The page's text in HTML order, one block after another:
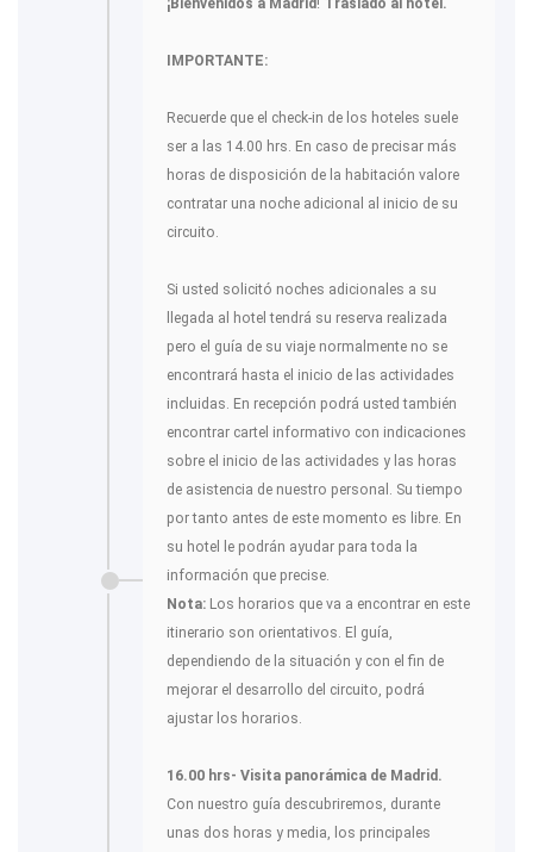
¡Bienvenidos a Madrid ! Traslado al hotel.
IMPORTANTE:
Recuerde que el check-in de los hoteles suele
ser a las 14.00 hrs. En caso de precisar más
horas de disposición de la habitación valore
contratar una noche adicional al inicio de su
circuito.
Si usted solicitó noches adicionales a su
llegada al hotel tendrá su reserva realizada
pero el guía de su viaje normalmente no se
encontrará hasta el inicio de las actividades
incluidas. En recepción podrá usted también
encontrar cartel informativo con indicaciones
sobre el inicio de las actividades y las horas
de asistencia de nuestro personal. Su tiempo
por tanto antes de este momento es libre. En
su hotel le podrán ayudar para toda la
información que precise.
Nota: Los horarios que va a encontrar en este
itinerario son orientativos. El guía,
dependiendo de la situación y con el fin de
mejorar el desarrollo del circuito, podrá
ajustar los horarios.
16.00 hrs- Visita panorámica de Madrid.
Con nuestro guía descubriremos, durante
unas dos horas y media, los principales